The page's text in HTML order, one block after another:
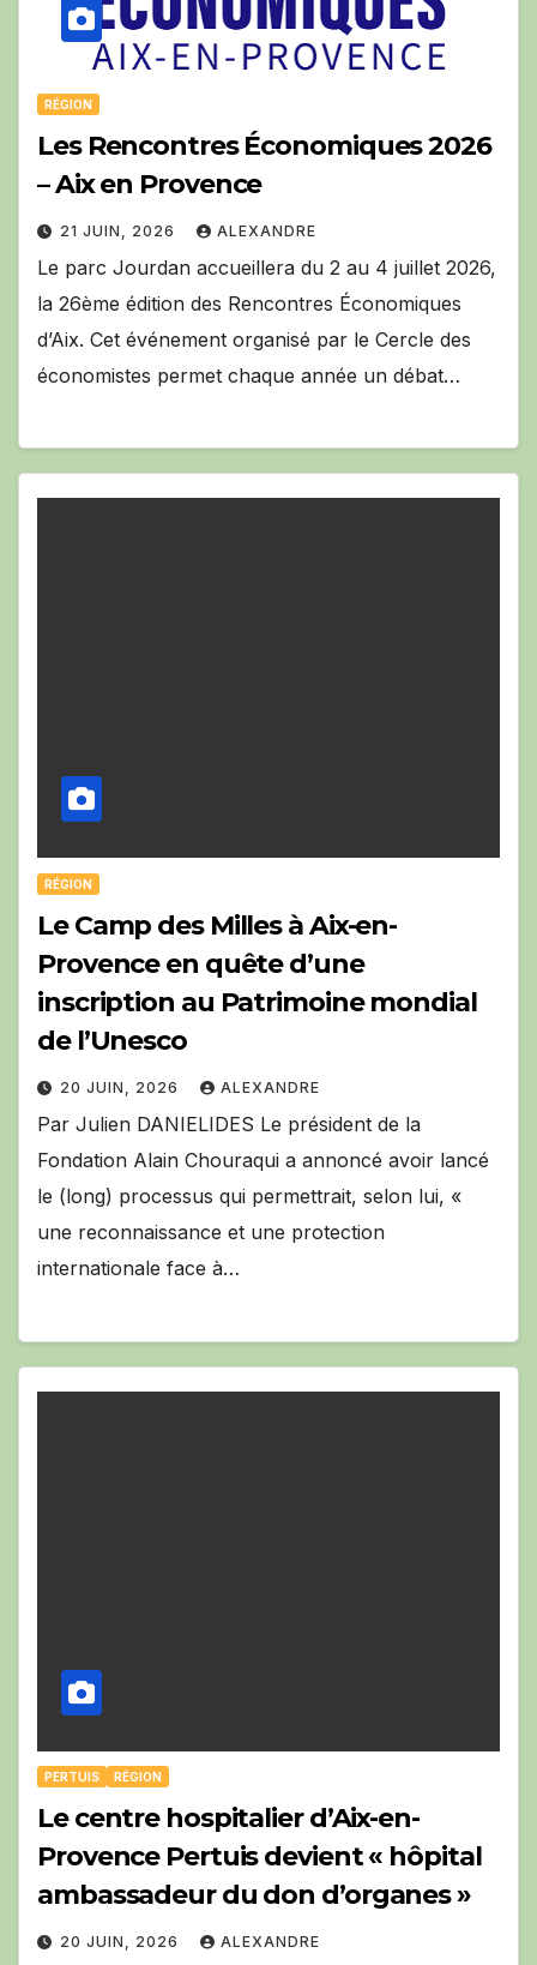
RÉGION
Les Rencontres Économiques 2026
– Aix en Provence
21 JUIN, 2026 ALEXANDRE
Le parc Jourdan accueillera du 2 au 4 juillet 2026,
la 26ème édition des Rencontres Économiques
d’Aix. Cet événement organisé par le Cercle des
économistes permet chaque année un débat…
RÉGION
Le Camp des Milles à Aix-en-
Provence en quête d’une
inscription au Patrimoine mondial
de l’Unesco
20 JUIN, 2026 ALEXANDRE
Par Julien DANIELIDES Le président de la
Fondation Alain Chouraqui a annoncé avoir lancé
le (long) processus qui permettrait, selon lui, «
une reconnaissance et une protection
internationale face à…
PERTUIS RÉGION
Le centre hospitalier d’Aix-en-
Provence Pertuis devient « hôpital
ambassadeur du don d’organes »
20 JUIN, 2026 ALEXANDRE